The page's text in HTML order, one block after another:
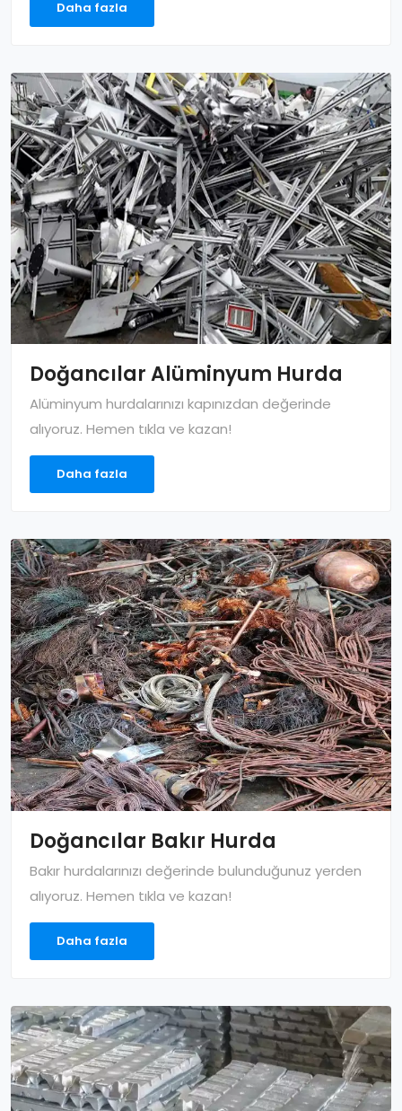
Daha fazla
Doğancılar Alüminyum Hurda
Alüminyum hurdalarınızı kapınızdan değerinde
alıyoruz. Hemen tıkla ve kazan!
Daha fazla
Doğancılar Bakır Hurda
Bakır hurdalarınızı değerinde bulunduğunuz yerden
alıyoruz. Hemen tıkla ve kazan!
Daha fazla